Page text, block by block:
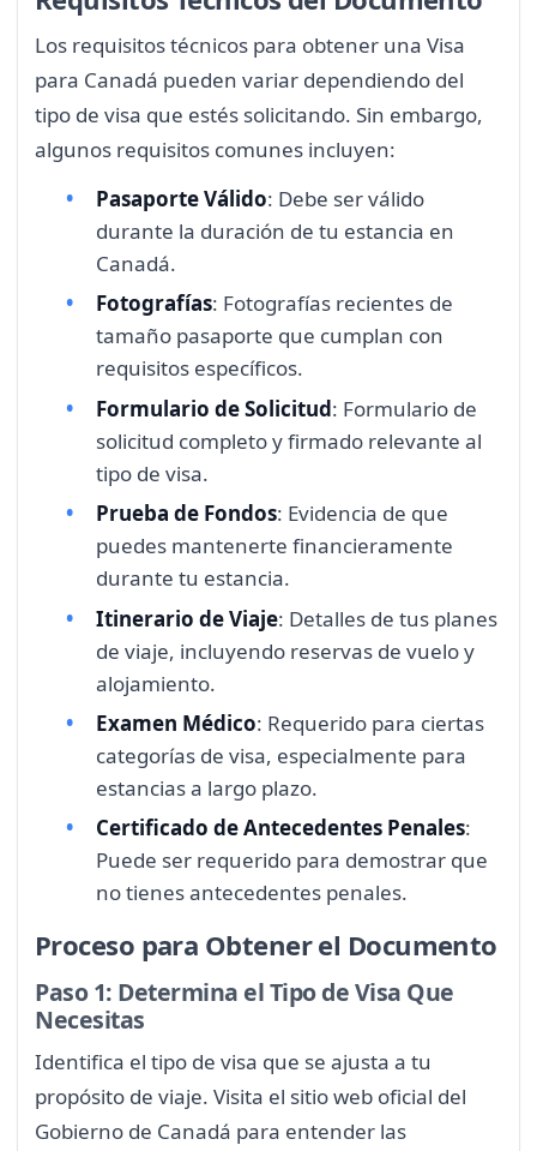
Los requisitos técnicos para obtener una Visa
para Canadá pueden variar dependiendo del
tipo de visa que estés solicitando. Sin embargo,
algunos requisitos comunes incluyen:
Pasaporte Válido: Debe ser válido
durante la duración de tu estancia en
Canadá.
Fotografías: Fotografías recientes de
tamaño pasaporte que cumplan con
requisitos específicos.
Formulario de Solicitud: Formulario de
solicitud completo y firmado relevante al
tipo de visa.
Prueba de Fondos: Evidencia de que
puedes mantenerte financieramente
durante tu estancia.
Itinerario de Viaje: Detalles de tus planes
de viaje, incluyendo reservas de vuelo y
alojamiento.
Examen Médico: Requerido para ciertas
categorías de visa, especialmente para
estancias a largo plazo.
Certificado de Antecedentes Penales:
Puede ser requerido para demostrar que
no tienes antecedentes penales.
Proceso para Obtener el Documento
Paso 1: Determina el Tipo de Visa Que
Necesitas
Identifica el tipo de visa que se ajusta a tu
propósito de viaje. Visita el sitio web oficial del
Gobierno de Canadá para entender las